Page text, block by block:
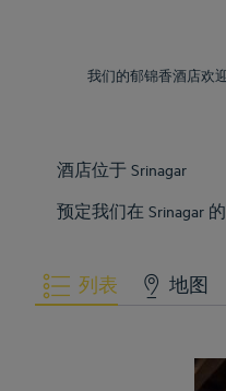
我们的郁锦香酒店欢
酒店位于 Srinagar
预定我们在 Srinagar
列表 地图